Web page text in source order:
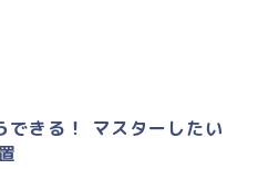
きる！ マスターしたい